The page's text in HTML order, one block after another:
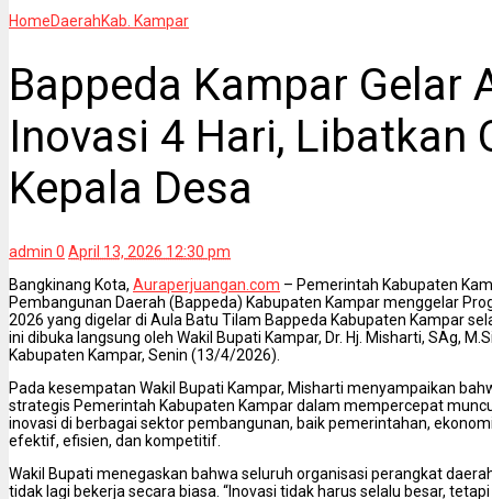
HomeDaerahKab. Kampar
Bappeda Kampar Gelar
Inovasi 4 Hari, Libatkan
Kepala Desa
admin 0 April 13, 2026 12:30 pm
Bangkinang Kota, Auraperjuangan.com – Pemerintah Kabupaten
Pembangunan Daerah (Bappeda) Kabupaten Kampar menggelar
2026 yang digelar di Aula Batu Tilam Bappeda Kabupaten Kampar
ini dibuka langsung oleh Wakil Bupati Kampar, Dr. Hj. Misharti, SAg,
Kabupaten Kampar, Senin (13/4/2026).
Pada kesempatan Wakil Bupati Kampar, Misharti menyampaikan
strategis Pemerintah Kabupaten Kampar dalam mempercepat
inovasi di berbagai sektor pembangunan, baik pemerintahan,
efektif, efisien, dan kompetitif.
Wakil Bupati menegaskan bahwa seluruh organisasi perangkat
tidak lagi bekerja secara biasa. “Inovasi tidak harus selalu besar,